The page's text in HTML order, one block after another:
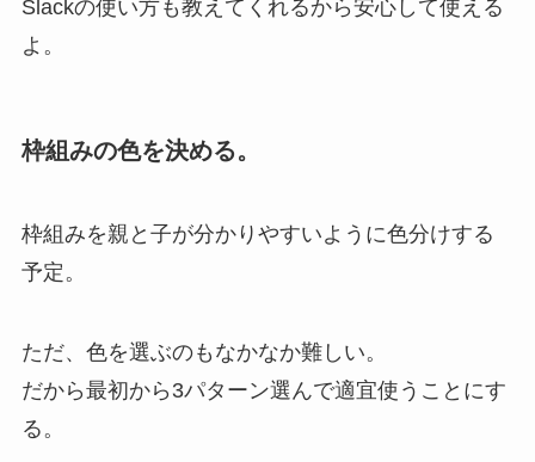
Slackの使い方も教えてくれるから安心して使える
よ。
枠組みの色を決める。
枠組みを親と子が分かりやすいように色分けする
予定。
ただ、色を選ぶのもなかなか難しい。
だから最初から3パターン選んで適宜使うことにす
る。